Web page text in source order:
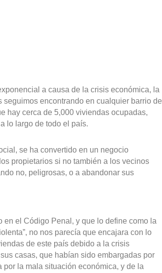
a causa de la crisis económica, la
encontrando en cualquier barrio de
hay cerca de 5,000 viviendas ocupadas,
lo largo de todo el país.
se ha convertido en un negocio
propietarios si no también a los vecinos
no, peligrosas, o a abandonar sus
en el Código Penal, y que lo define como la
no nos parecía que encajara con lo
de este país debido a la crisis
casas, que habían sido embargadas por
por la mala situación económica, y de la